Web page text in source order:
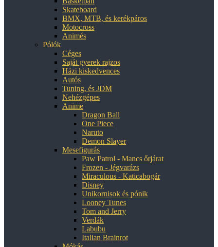
Skateboard
BMX, MTB, és kerékpáros
Motocross
Animés
Pólók
Céges
Saját gyerek rajzos
Házi kiskedvences
Autós
Tuning, és JDM
Nehézgépes
Anime
Dragon Ball
One Piece
Naruto
Demon Slayer
Mesefigurás
Paw Patrol - Mancs őrjárat
Frozen - Jégvarázs
Miraculous - Katicabogár
Disney
Unikornisok és pónik
Looney Tunes
Tom and Jerry
Verdák
Labubu
Italian Brainrot